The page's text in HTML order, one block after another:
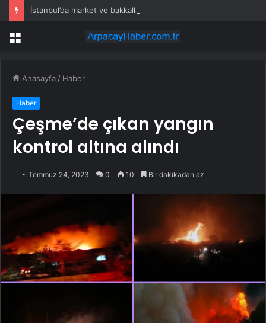
Menü
Anasayfa / Haber
Haber
Çeşme’de çıkan yangın
kontrol altına alındı
Temmuz 24, 2023 0 10 Bir dakikadan az